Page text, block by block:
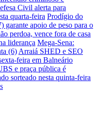
Civil alerta para
quarta-feira Prodígio do
apoio de peso para o
perdoa, vence fora de casa
liderança Mega-Sena:
(6) Arraiá SHED e SEO
feira em Balneário
e praça pública é
sorteado nesta quinta-feira